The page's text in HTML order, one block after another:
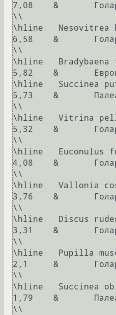
7,08	&	Голарктика
\\
\hline	 Nesovitrea hammonis	&
6,58	&	Голарктика
\\
\hline	 Bradybaena fruticum	&
5,82	&	Европа	\\
\hline	 Succinea putris	&
5,73	&	Палеарктика
\\
\hline	 Vitrina pellucida	&
5,32	&	Голарктика
\\
\hline	 Euconulus fulvus	&
4,08	&	Голарктика
\\
\hline	 Vallonia costata	&
3,76	&	Голарктика
\\
\hline	 Discus ruderatus	&
3,31	&	Голарктика
\\
\hline	 Pupilla muscorum	&
2,1	&	Голарктика
\\
\hline	 Succinea oblonga	&
1,79	&	Палеарктика
\\